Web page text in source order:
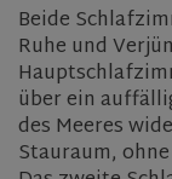
Beide
Ruhe und
über ein
des Meeres
Stauraum,